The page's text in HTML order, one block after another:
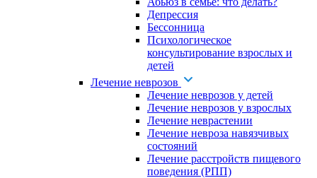
Депрессия
Бессонница
Психологическое
консультирование взрослых и
детей
Лечение неврозов
Лечение неврозов у детей
Лечение неврозов у взрослых
Лечение неврастении
Лечение невроза навязчивых
состояний
Лечение расстройств пищевого
поведения (РПП)